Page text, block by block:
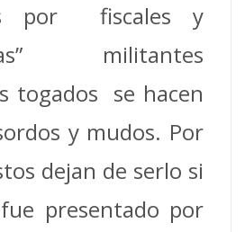
por fiscales y
militantes
togados se hacen
y mudos. Por
dejan de serlo si
presentado por